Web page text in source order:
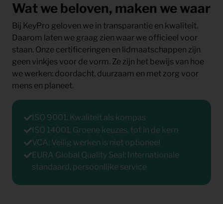
Wat we beloven, maken we waar
Bij KeyPro geloven we in transparantie en kwaliteit.
Daarom laten we graag zien waar we officieel voor
staan. Onze certificeringen en lidmaatschappen zijn
geen vinkjes voor de vorm. Ze zijn het bewijs van hoe
we werken: doordacht, duurzaam en met zorg voor
mens en planeet.
ISO 9001: Kwaliteit als kompas
ISO 14001: Groene keuzes, tot in de kern
VCA: Veilig werken is niet optioneel
EURA Global Quality Seal: Internationale
standaard, persoonlijke service